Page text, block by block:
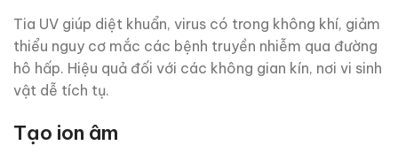
Tia UV giúp diệt khuẩn, virus có trong không khí, giảm
thiểu nguy cơ mắc các bệnh truyền nhiễm qua đường
hô hấp. Hiệu quả đối với các không gian kín, nơi vi sinh
vật dễ tích tụ.
Tạo ion âm